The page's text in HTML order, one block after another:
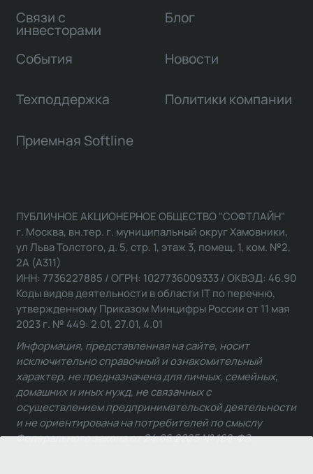
Связи с
инвесторами
Блог
События Новости
Техподдержка Политики компании
Приемная Softline
ПУБЛИЧНОЕ АКЦИОНЕРНОЕ ОБЩЕСТВО "СОФТЛАЙН"
г. Москва, вн.тер. г. муниципальный округ Хамовники,
ул Льва Толстого, д. 5, стр. 1, этаж 3, помещ. 1, ком. №2,
2А (А311)
ИНН: 7736227885 / ОГРН: 1027736009333 / ОКВЭД: 46.90
Коды видов деятельности в области IT по перечню,
утвержденному Приказом Минцифры России от 11 мая
2023 г. № 449: 2.01, 27.01, 4.01
Информация, представленная на сайте, носит
исключительно справочный и ознакомительный
характер, не предназначена для личных, семейных,
домашних и иных нужд, не связанных с
осуществлением предпринимательской деятельности
и не ориентирована на потребителей по смыслу
Федерального закона от 24.06.2025 № 168-ФЗ.